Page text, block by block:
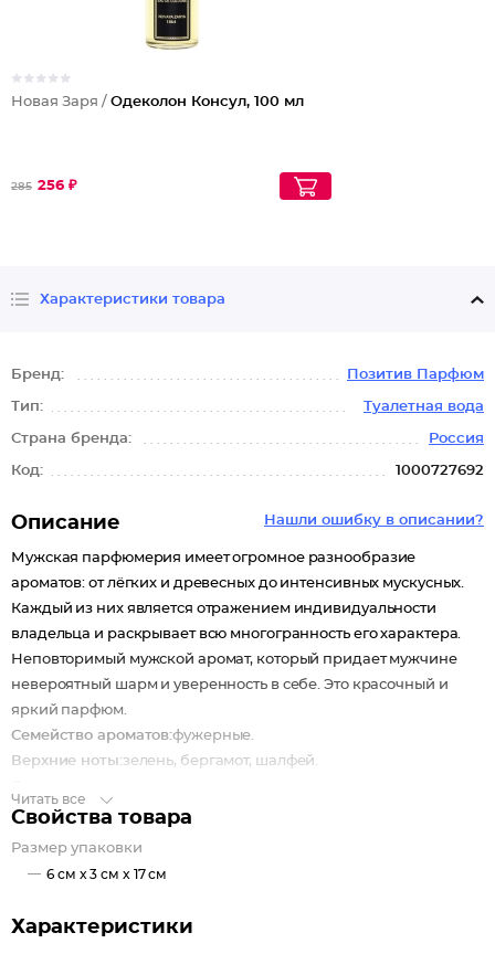
Новая Заря / Одеколон Консул, 100 мл
285 256 ₽
Характеристики товара
Бренд: Позитив Парфюм
Тип: Туалетная вода
Страна бренда: Россия
Код: 1000727692
Нашли ошибку в описании?
Описание
Мужская парфюмерия имеет огромное разнообразие
ароматов: от лёгких и древесных до интенсивных мускусных.
Каждый из них является отражением индивидуальности
владельца и раскрывает всю многогранность его характера.
Неповторимый мужской аромат, который придает мужчине
невероятный шарм и уверенность в себе. Это красочный и
яркий парфюм.
Семейство ароматов:фужерные.
Верхние ноты:зелень, бергамот, шалфей.
Базовые ноты:пачули, мох, кедр.
Читать все
Свойства товара
Размер упаковки
6 см x 3 см x 17 см
Характеристики